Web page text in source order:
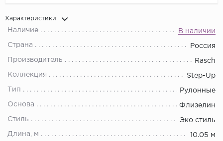
Характеристики
Наличие В наличии
Страна Россия
Производитель Rasch
Коллекция Step-Up
Тип Рулонные
Основа Флизелин
Стиль Эко стиль
Длина, м 10.05 м